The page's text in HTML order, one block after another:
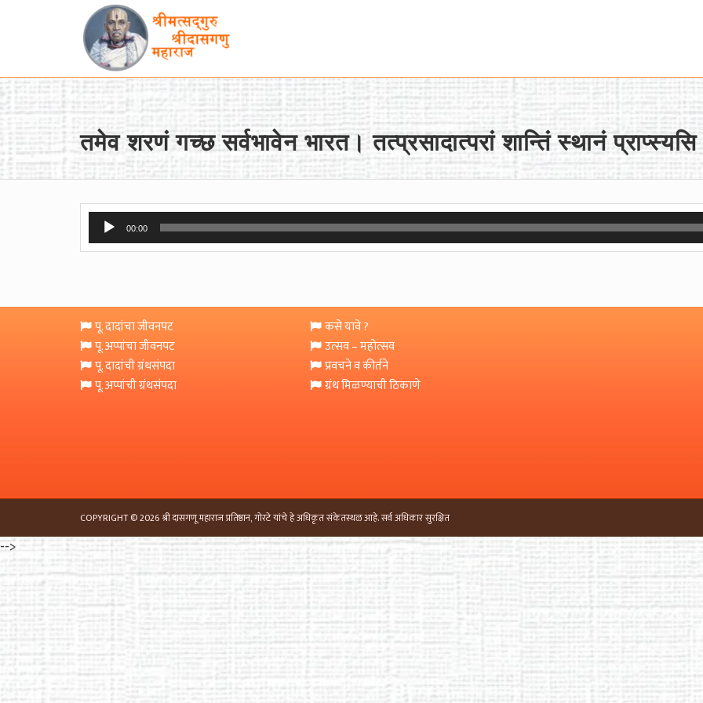
तमेव शरणं गच्छ सर्वभावेन भारत। तत्प्रसादात्परां शान्तिं स्थानं
Audio
Player
00:00
पू. दादांचा जीवनपट
पू. अप्पांचा जीवनपट
पू. दादांची ग्रंथसंपदा
पू. अप्पांची ग्रंथसंपदा
कसे यावे ?
उत्सव – महोत्सव
प्रवचने व कीर्तने
ग्रंथ मिळण्याची ठिकाणे
COPYRIGHT © 2026 श्री दासगणू महाराज प्रतिष्ठान, गोरटे यांचे हे अधिकृत संकेतस्थळ आहे. सर्व अधिकार सुरक्षित
-->